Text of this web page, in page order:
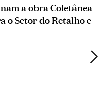
a obra Coletânea
o Setor do Retalho e